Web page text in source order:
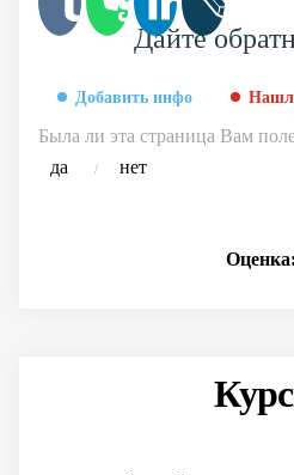
Дайте
Добавить инфо
Была ли эта страница Вам
да
/ нет
Оценка: